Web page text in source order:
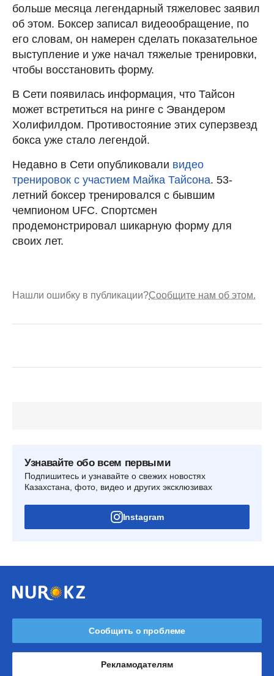
больше месяца легендарный тяжеловес заявил
об этом. Боксер записал видеообращение, по
его словам, он намерен сделать показательное
выступление и уже начал тяжелые тренировки,
чтобы восстановить форму.
В Сети появилась информация, что Тайсон
может встретиться на ринге с Эвандером
Холифилдом. Противостояние этих суперзвезд
бокса уже стало легендой.
Недавно в Сети опубликовали видео
тренировок с участием Майка Тайсона. 53-
летний боксер тренировался с бывшим
чемпионом UFC. Спортсмен
продемонстрировал шикарную форму для
своих лет.
Нашли ошибку в публикации?Сообщите нам об этом.
Узнавайте обо всем первыми
Подпишитесь и узнавайте о свежих новостях
Казахстана, фото, видео и других эксклюзивах
Instagram
Сообщить о проблеме
Рекламодателям